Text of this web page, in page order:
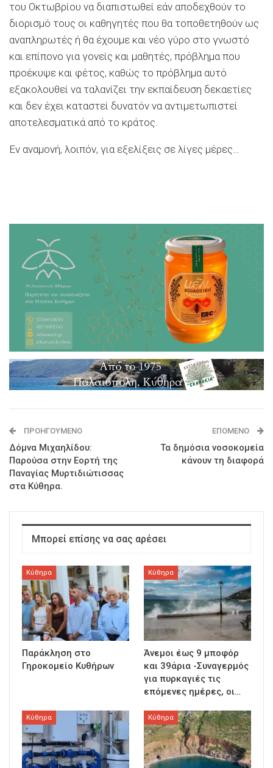
του Οκτωβρίου να διαπιστωθεί εάν αποδεχθούν το
διορισμό τους οι καθηγητές που θα τοποθετηθούν ως
αναπληρωτές ή θα έχουμε και νέο γύρο στο γνωστό
και επίπονο για γονείς και μαθητές, πρόβλημα που
προέκυψε και φέτος, καθώς το πρόβλημα αυτό
εξακολουθεί να ταλανίζει την εκπαίδευση δεκαετίες
και δεν έχει καταστεί δυνατόν να αντιμετωπιστεί
αποτελεσματικά από το κράτος.
Εν αναμονή, λοιπόν, για εξελίξεις σε λίγες μέρες…
ΠΡΟΗΓΟΎΜΕΝΟ
Δόμνα Μιχαηλίδου:
Παρούσα στην Εορτή της
Παναγίας Μυρτιδιώτισσας
στα Κύθηρα.
ΕΠΌΜΕΝΟ
Τα δημόσια νοσοκομεία
κάνουν τη διαφορά
Μπορεί επίσης να σας αρέσει
Κύθηρα
Παράκληση στο
Γηροκομείο Κυθήρων
Κύθηρα
Άνεμοι έως 9 μποφόρ
και 39άρια -Συναγερμός
για πυρκαγιές τις
επόμενες ημέρες, οι…
Κύθηρα Κύθηρα